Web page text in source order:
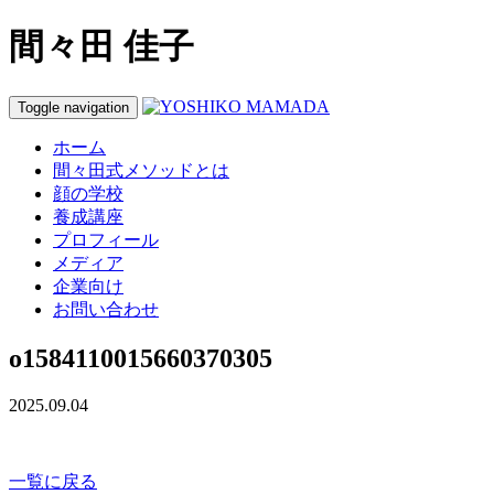
間々田 佳子
Toggle navigation
ホーム
間々田式メソッドとは
顔の学校
養成講座
プロフィール
メディア
企業向け
お問い合わせ
o1584110015660370305
2025.09.04
一覧に戻る